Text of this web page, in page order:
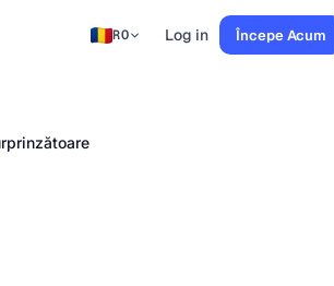
RO Log in Începe Acum